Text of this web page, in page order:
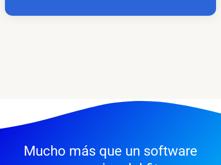
Mucho más que un software